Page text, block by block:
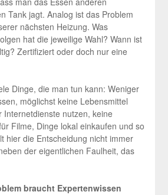
Tank jagt. Analog ist das Problem
nächsten Heizung. Was
hat die jeweilige Wahl? Wann ist
Zertifiziert oder doch nur eine
Dinge, die man tun kann: Weniger
möglichst keine Lebensmittel
Internetdienste nutzen, keine
Filme, Dinge lokal einkaufen und so
hier die Entscheidung nicht immer
der eigentlichen Faulheit, das
braucht Expertenwissen